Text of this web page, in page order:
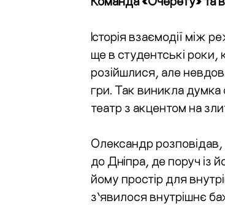
Історія взаємодії
ще в студентські роки,
розійшлися, але
гри. Так виникла думка
театр з акцентом на
Олександр розповідав,
до Дніпра, де поруч із
йому простір для
з’явилося внутрішнє